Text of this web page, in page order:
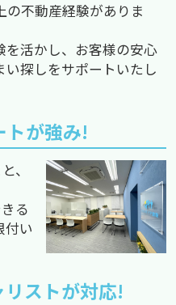
の不動産経験がありま
を活かし、お客様の安心
い探しをサポートいたし
トが強み!
、
る
付い
ストが対応!